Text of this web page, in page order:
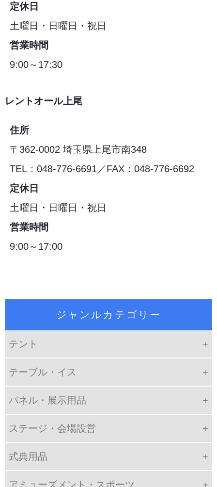
ジャンルカテゴリー
テント
テーブル・イス
パネル・展示用品
ステージ・会場設営
式典用品
アミューズメント・スポーツ
定休日
土曜日・日曜日・祝日
営業時間
9:00～17:30
レントオール上尾
住所
〒362-0002 埼玉県上尾市南348
TEL：048-776-6691／FAX：048-776-6692
定休日
土曜日・日曜日・祝日
営業時間
9:00～17:00